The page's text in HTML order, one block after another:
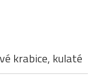
krabice, kulaté